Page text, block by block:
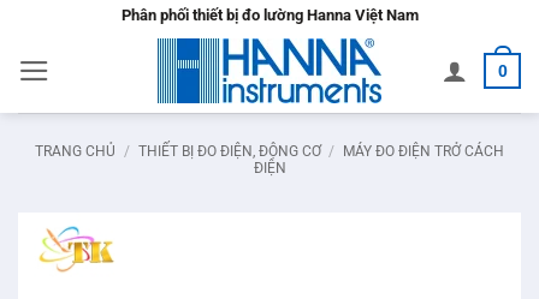
nội
dung
Phân phối thiết bị đo lường Hanna Việt Nam
0
TRANG CHỦ / THIẾT BỊ ĐO ĐIỆN, ĐỘNG CƠ /
MÁY ĐO ĐIỆN TRỞ CÁCH
ĐIỆN